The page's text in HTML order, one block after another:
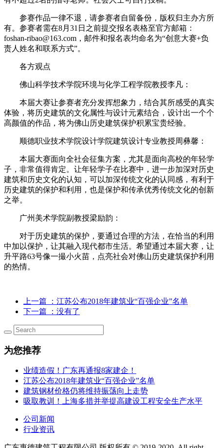
参赛作品一律不退，请参赛者自留备份，版权归主办方所
有。参赛者需在8月31日之前提交报名表格至官方邮箱：
foshan-ribao@163.com，邮件和报名表均命名为“创意大赛+负
责人姓名和联系方式”。
各方观点
佛山科学技术学院环境与化学工程学院教授李凡：
本届大赛让参赛者充分发挥想象力，结合其所感受的真实
体验，将历史建筑的文化属性与设计元素结合，设计出一个个
高颜值的作品，将为佛山历史建筑保护积累宝贵经验。
顺德职业技术学院设计学院建筑设计专业教授周彝馨：
本届大赛面向全社会征集方案，尤其是面向高校的年轻学
子，非常值得肯定。让年轻学子在比赛中，进一步加深对历史
建筑和历史文化的认知，可以加深传统文化的认同感，有利于
历史建筑的保护和利用，也是保护和传承优秀传统文化的创新
之举。
广州美术学院副教授梁励韵：
对于历史建筑的保护，要通过合理的方法，在恰当的利用
中加以保护，让其融入现代都市生活。希望通过本届大赛，让
升平路63号像一撮小火苗，点亮社会对佛山历史建筑保护利用
的热情。
上一篇
：江苏公布2018年建筑业“百强企业”名单
下一篇
：没有了
为您推荐
业绩造假！广东再通报8家建企！
江苏公布2018年建筑业“百强企业”名单
建筑钢材价格仍将维持振荡向上走势
吸取教训！上海多措并举提高建设工程安全生产水平
公司新闻
行业资讯